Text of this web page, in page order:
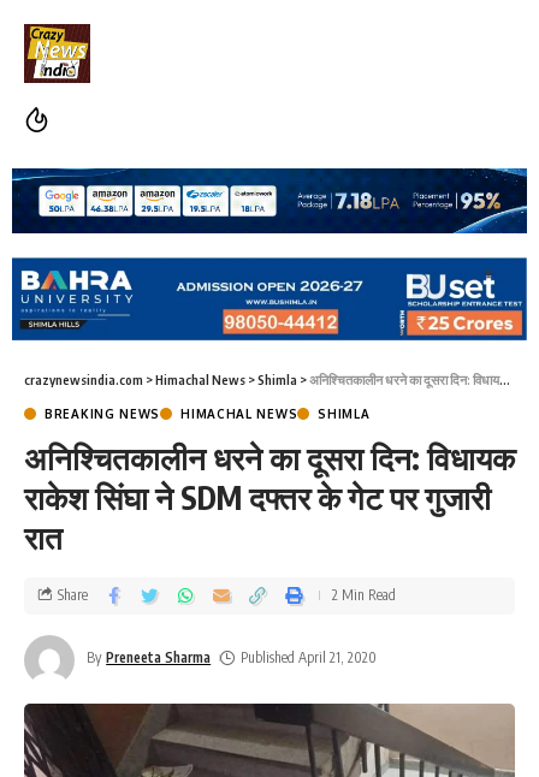
crazynewsindia.com >Himachal News >Shimla >अनिश्चितकालीन धरने का दूसरा दिन: विधायक राकेश सिंघा ने SDM दफ्तर के गेट पर गुजारी रात
BREAKING NEWS HIMACHAL NEWS SHIMLA
अनिश्चितकालीन धरने का दूसरा दिन: विधायक
राकेश सिंघा ने SDM दफ्तर के गेट पर गुजारी
रात
By Preneeta Sharma Published April 21, 2020
Share 2 Min Read